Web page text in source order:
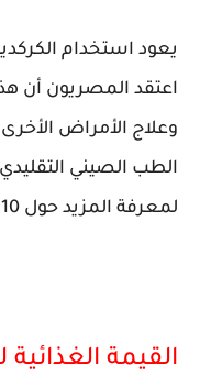
يعود استخدام
اعتقد المصريون أن
وعلاج الأمراض
الطب الصيني
لمعرفة المزيد حول 10 فوائد لشاي الكركديه.
القيمة